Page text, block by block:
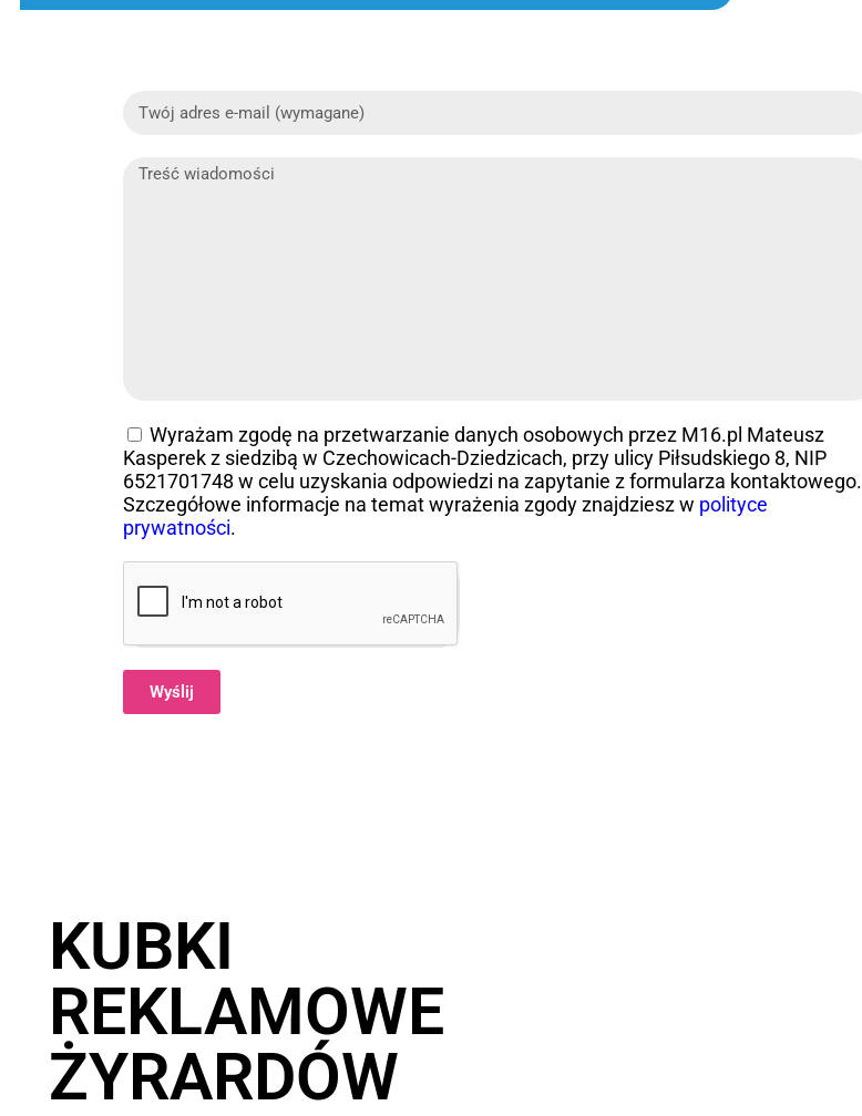
Wyrażam zgodę na przetwarzanie danych osobowych przez M16.pl Mateusz
Kasperek z siedzibą w Czechowicach-Dziedzicach, przy ulicy Piłsudskiego 8, NIP
6521701748 w celu uzyskania odpowiedzi na zapytanie z formularza kontaktowego.
Szczegółowe informacje na temat wyrażenia zgody znajdziesz w polityce
prywatności.
Wyślij
KUBKI
REKLAMOWE
ŻYRARDÓW